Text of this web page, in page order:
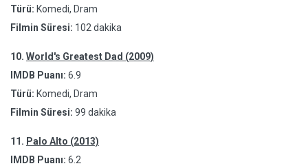
Türü: Komedi, Dram
Filmin Süresi: 102 dakika
10. World's Greatest Dad (2009)
IMDB Puanı: 6.9
Türü: Komedi, Dram
Filmin Süresi: 99 dakika
11. Palo Alto (2013)
IMDB Puanı: 6.2